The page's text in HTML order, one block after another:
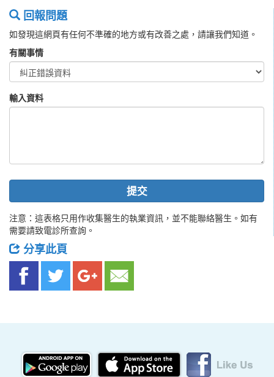
回報問題
如發現這網頁有任何不準確的地方或有改善之處，請讓我們知道。
有關事情
輸入資料
提交
注意：這表格只用作收集醫生的執業資訊，並不能聯絡醫生。如有
需要請致電診所查詢。
分享此頁